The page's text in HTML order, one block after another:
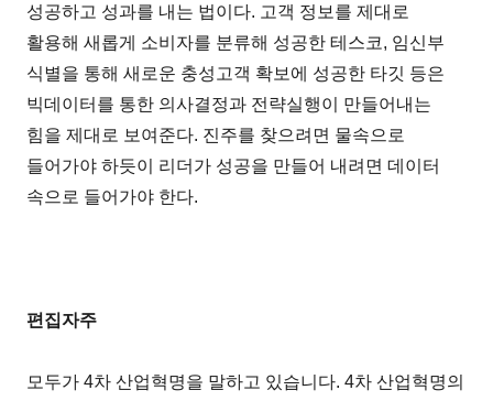
성공하고 성과를 내는 법이다. 고객 정보를 제대로
활용해 새롭게 소비자를 분류해 성공한 테스코, 임신부
식별을 통해 새로운 충성고객 확보에 성공한 타깃 등은
빅데이터를 통한 의사결정과 전략실행이 만들어내는
힘을 제대로 보여준다. 진주를 찾으려면 물속으로
들어가야 하듯이 리더가 성공을 만들어 내려면 데이터
속으로 들어가야 한다.
편집자주
모두가 4차 산업혁명을 말하고 있습니다. 4차 산업혁명의